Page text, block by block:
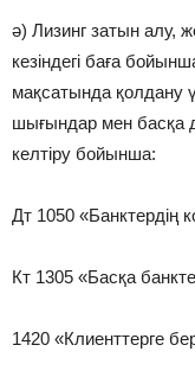
ә) Лизинг затын алу,
кезіндегі баға
мақсатында қолдану
шығындар мен басқа
келтіру бойынша:
Дт 1050 «Банктердің
Кт 1305 «Басқа
1420 «Клиенттерге